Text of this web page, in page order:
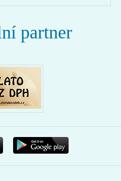
partner